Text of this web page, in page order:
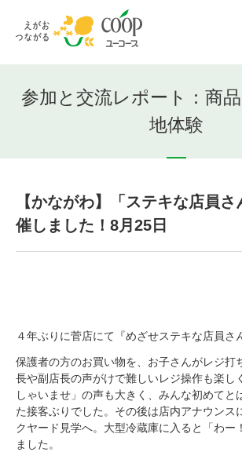
参加と交流レポート：商
地体験
【かながわ】「ステキな店員さ
催しました！8月25日
４年ぶりに菅店にて『めざせステキな店員さ
保護者の方のお買い物を、お子さんがレジ打
長や副店長の声がけで難しいレジ操作も楽し
しゃいませ」の声も大きく、みんな初めてと
た接客ぶりでした。その後は店内アナウンス
クヤード見学へ。大型冷蔵庫に入ると「わー
ました。